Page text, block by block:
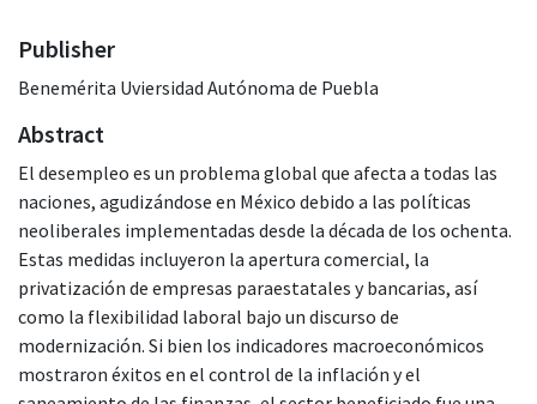
Publisher
Benemérita Uviersidad Autónoma de Puebla
Abstract
El desempleo es un problema global que afecta a todas las
naciones, agudizándose en México debido a las políticas
neoliberales implementadas desde la década de los ochenta.
Estas medidas incluyeron la apertura comercial, la
privatización de empresas paraestatales y bancarias, así
como la flexibilidad laboral bajo un discurso de
modernización. Si bien los indicadores macroeconómicos
mostraron éxitos en el control de la inflación y el